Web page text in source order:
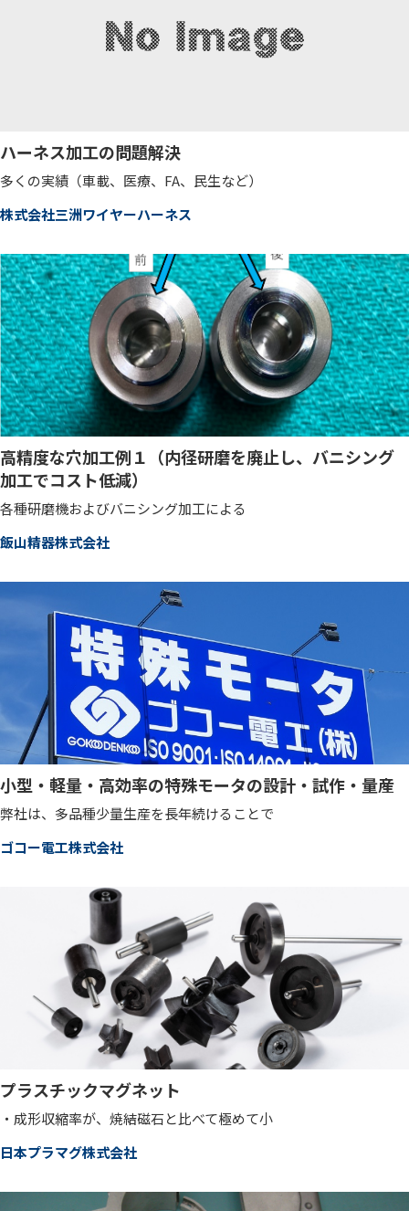
ハーネス加工の問題解決
多くの実績（車載、医療、FA、民生など）
株式会社三洲ワイヤーハーネス
高精度な穴加工例１（内径研磨を廃止し、バニシング
加工でコスト低減）
各種研磨機およびバニシング加工による
飯山精器株式会社
小型・軽量・高効率の特殊モータの設計・試作・量産
弊社は、多品種少量生産を長年続けることで
ゴコー電工株式会社
プラスチックマグネット
・成形収縮率が、焼結磁石と比べて極めて小
日本プラマグ株式会社